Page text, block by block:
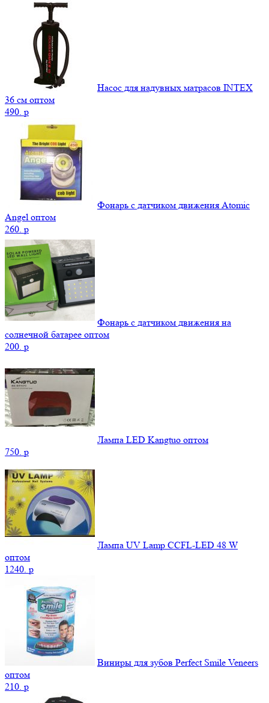
Насос для надувных матрасов INTEX
36 см оптом
490. p
Фонарь с датчиком движения Atomic
Angel оптом
260. p
Фонарь с датчиком движения на
солнечной батарее оптом
200. p
Лампа LED Kangtuo оптом
750. p
Лампа UV Lamp CCFL-LED 48 W
оптом
1240. p
Виниры для зубов Perfect Smile Veneers
оптом
210. p